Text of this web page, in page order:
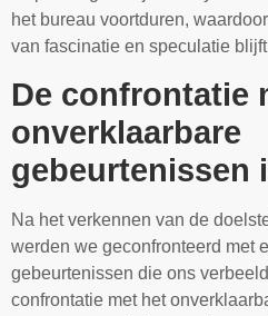
het bureau voortduren,
van fascinatie en speculatie
De confrontatie
onverklaarbare
gebeurtenissen
Na het verkennen van de
werden we geconfronteerd met
gebeurtenissen die ons
confrontatie met het